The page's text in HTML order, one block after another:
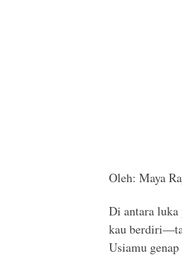
Oleh: Maya
Di antara luka
kau
Usiamu